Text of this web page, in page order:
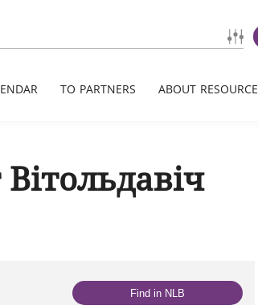
TO PARTNERS ABOUT RESOURCE
Find in NLB